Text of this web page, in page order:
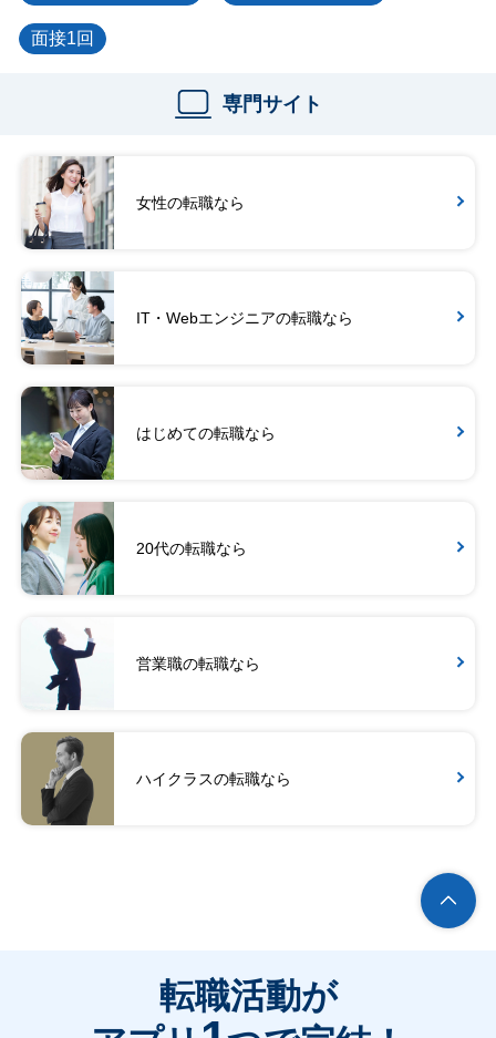
面接1回
専門サイト
女性の転職なら
IT・Webエンジニアの転職なら
はじめての転職なら
20代の転職なら
営業職の転職なら
ハイクラスの転職なら
転職活動が